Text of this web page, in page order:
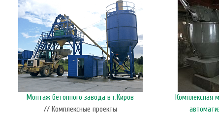
Монтаж бетонного завода в г.Киров
// Комплексные проекты
Комплексная